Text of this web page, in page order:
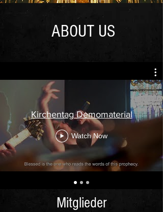
ABOUT US
Kirchentag Demomaterial
Watch Now
Mitglieder